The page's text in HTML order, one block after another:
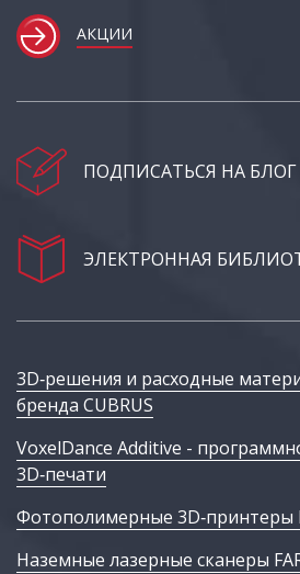
АКЦИИ
ПОДПИСАТЬСЯ НА БЛОГ
ЭЛЕКТРОННАЯ
3D‑решения и расходные
бренда CUBRUS
VoxelDance Additive -
3D‑печати
Фотополимерные 3D‑принтеры
Наземные лазерные сканеры